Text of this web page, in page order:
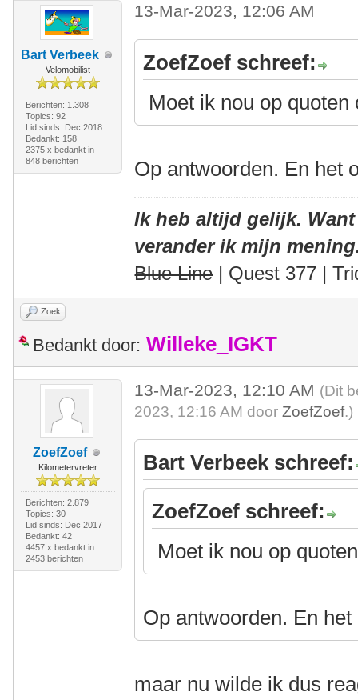
Bart Verbeek
Velomobilist
Berichten: 1.308
Topics: 92
Lid sinds: Dec 2018
Bedankt: 158
2375 x bedankt in
848 berichten
13-Mar-2023, 12:06 AM
ZoefZoef schreef:
Moet ik nou op
Op antwoorden. En het
Ik heb altijd gelijk.
verander ik mijn
Blue Line| Quest 377 |
Zoek
Bedankt door: Willeke_IGKT
ZoefZoef
Kilometervreter
Berichten: 2.879
Topics: 30
Lid sinds: Dec 2017
Bedankt: 42
4457 x bedankt in
2453 berichten
13-Mar-2023, 12:10 AM (Dit
2023, 12:16 AM doorZoefZoef.)
Bart Verbeek schreef:
ZoefZoef schreef:
Moet ik nou op
Op antwoorden. En
maar nu wilde ik dus